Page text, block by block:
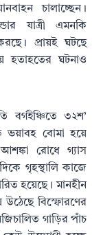
চালাচ্ছেন।
যাত্রী এমনকি
প্রায়ই ঘটছে
হতাহতের ঘটনাও
বর্গইঞ্চিতে ৩২শ’
ভয়াবহ বোমা হয়ে
রোধে গ্যাস
গৃহস্থালি কাজে
হয়েছে। মানহীন
উঠেছে বিস্ফোরণের
গাড়ির পাঁচ